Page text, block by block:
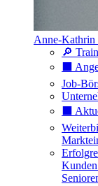
Anne-Kathrin
🔎
⬛️
Job-
⬛️